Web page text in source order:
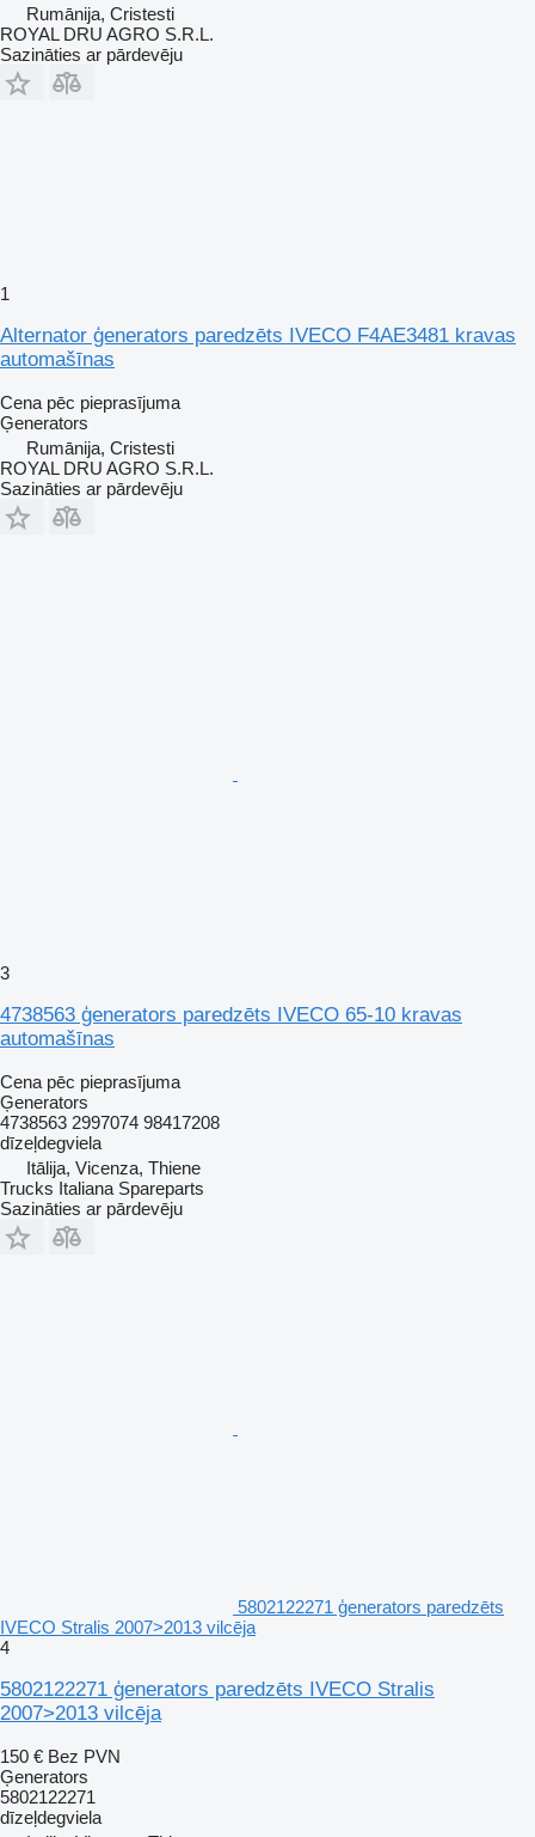
Rumānija, Cristesti
ROYAL DRU AGRO S.R.L.
Sazināties ar pārdevēju
1
Alternator ģenerators paredzēts IVECO F4AE3481 kravas
automašīnas
Cena pēc pieprasījuma
Ģenerators
Rumānija, Cristesti
ROYAL DRU AGRO S.R.L.
Sazināties ar pārdevēju
3
4738563 ģenerators paredzēts IVECO 65-10 kravas
automašīnas
Cena pēc pieprasījuma
Ģenerators
4738563 2997074 98417208
dīzeļdegviela
Itālija, Vicenza, Thiene
Trucks Italiana Spareparts
Sazināties ar pārdevēju
5802122271 ģenerators paredzēts
IVECO Stralis 2007>2013 vilcēja
4
5802122271 ģenerators paredzēts IVECO Stralis
2007>2013 vilcēja
150 € Bez PVN
Ģenerators
5802122271
dīzeļdegviela